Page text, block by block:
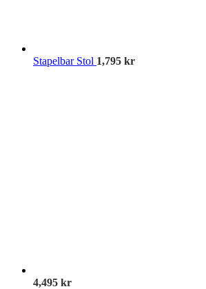
Stapelbar Stol 1,795 kr
4,495 kr